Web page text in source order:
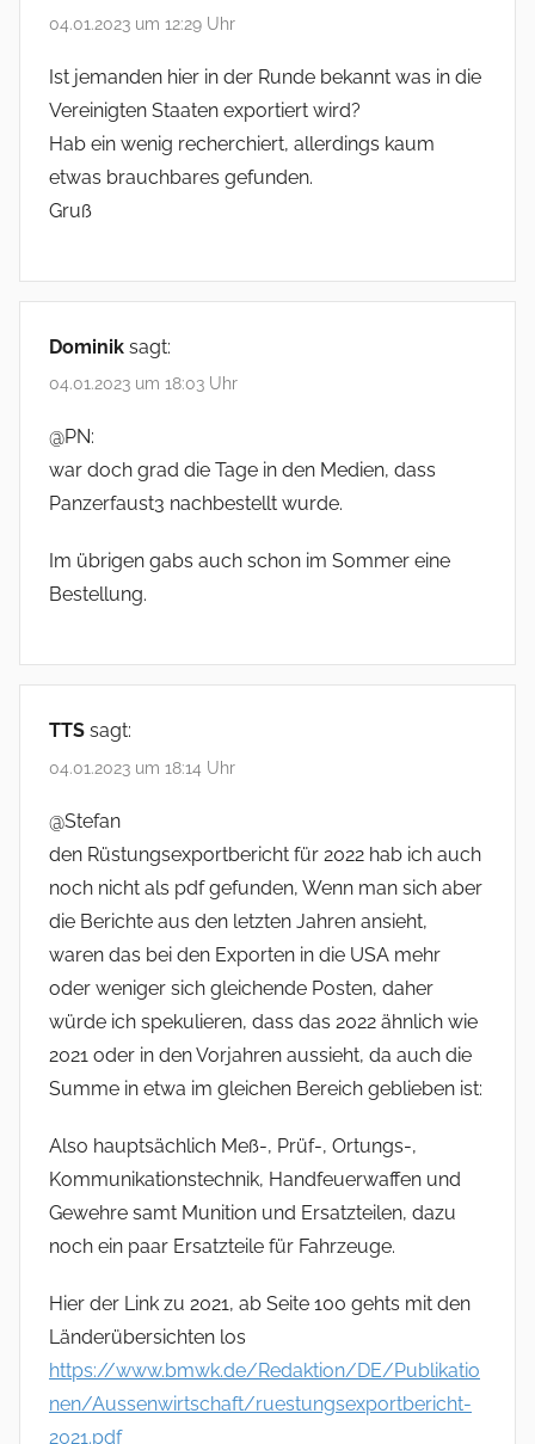
04.01.2023 um 12:29 Uhr
Ist jemanden hier in der Runde bekannt was in die
Vereinigten Staaten exportiert wird?
Hab ein wenig recherchiert, allerdings kaum
etwas brauchbares gefunden.
Gruß
Dominik sagt:
04.01.2023 um 18:03 Uhr
@PN:
war doch grad die Tage in den Medien, dass
Panzerfaust3 nachbestellt wurde.
Im übrigen gabs auch schon im Sommer eine
Bestellung.
TTS sagt:
04.01.2023 um 18:14 Uhr
@Stefan
den Rüstungsexportbericht für 2022 hab ich auch
noch nicht als pdf gefunden, Wenn man sich aber
die Berichte aus den letzten Jahren ansieht,
waren das bei den Exporten in die USA mehr
oder weniger sich gleichende Posten, daher
würde ich spekulieren, dass das 2022 ähnlich wie
2021 oder in den Vorjahren aussieht, da auch die
Summe in etwa im gleichen Bereich geblieben ist:
Also hauptsächlich Meß-, Prüf-, Ortungs-,
Kommunikationstechnik, Handfeuerwaffen und
Gewehre samt Munition und Ersatzteilen, dazu
noch ein paar Ersatzteile für Fahrzeuge.
Hier der Link zu 2021, ab Seite 100 gehts mit den
Länderübersichten los
https://www.bmwk.de/Redaktion/DE/Publikatio
nen/Aussenwirtschaft/ruestungsexportbericht-
2021.pdf